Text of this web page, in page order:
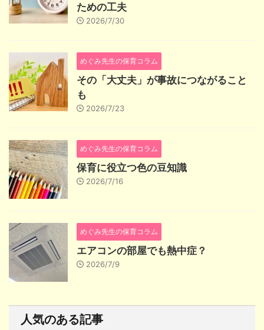
ための工夫
2026/7/30
めぐみ先生の保育コラム
その「大丈夫」が事故につながること
も
2026/7/23
めぐみ先生の保育コラム
保育に役立つ色の豆知識
2026/7/16
めぐみ先生の保育コラム
エアコンの部屋でも熱中症？
2026/7/9
人気のある記事